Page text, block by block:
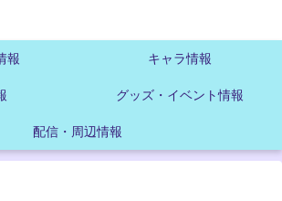
報 キャラ情報
グッズ・イベント情報
配信・周辺情報